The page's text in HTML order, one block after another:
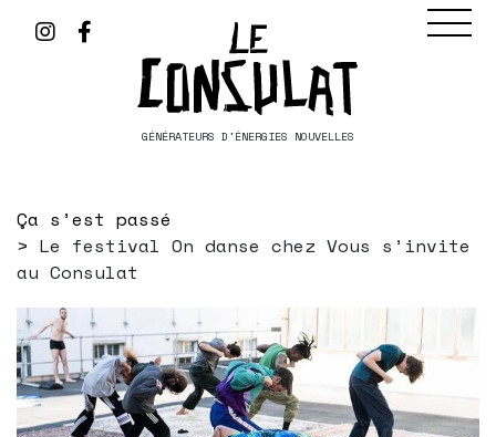
GÉNÉRATEURS D'ÉNERGIES NOUVELLES
Ça s’est passé
Le festival On danse chez Vous s’invite
au Consulat